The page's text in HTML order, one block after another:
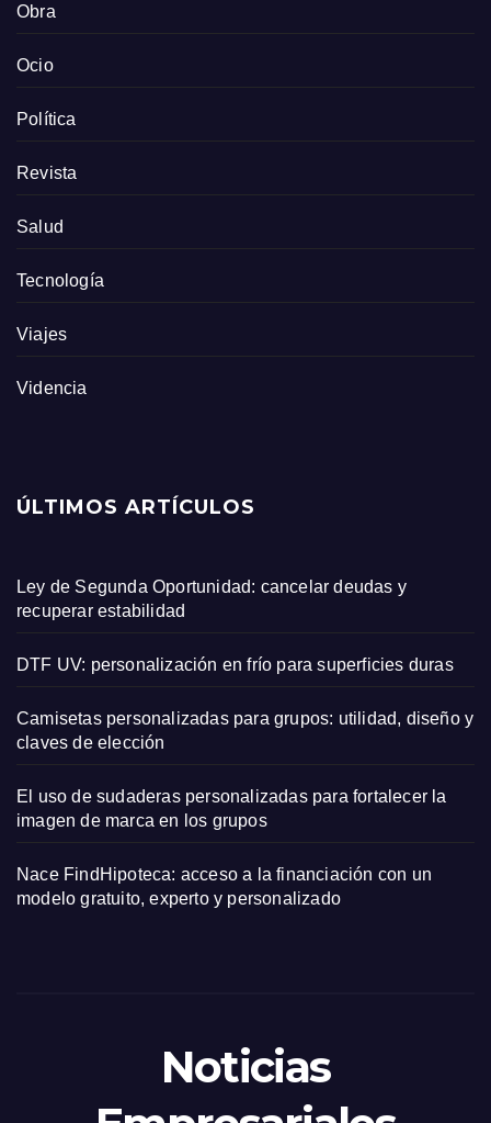
Obra
Ocio
Política
Revista
Salud
Tecnología
Viajes
Videncia
ÚLTIMOS ARTÍCULOS
Ley de Segunda Oportunidad: cancelar deudas y
recuperar estabilidad
DTF UV: personalización en frío para superficies duras
Camisetas personalizadas para grupos: utilidad, diseño y
claves de elección
El uso de sudaderas personalizadas para fortalecer la
imagen de marca en los grupos
Nace FindHipoteca: acceso a la financiación con un
modelo gratuito, experto y personalizado
Noticias